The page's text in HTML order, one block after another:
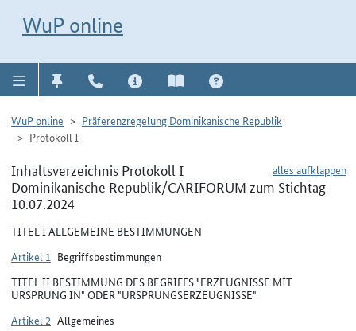
WuP online
WuP online
Präferenzregelung Dominikanische Republik
Protokoll I
alles aufklappen
Inhaltsverzeichnis Protokoll I
Dominikanische Republik/CARIFORUM zum Stichtag
10.07.2024
TITEL I ALLGEMEINE BESTIMMUNGEN
Artikel 1 Begriffsbestimmungen
TITEL II BESTIMMUNG DES BEGRIFFS "ERZEUGNISSE MIT
URSPRUNG IN" ODER "URSPRUNGSERZEUGNISSE"
Artikel 2 Allgemeines